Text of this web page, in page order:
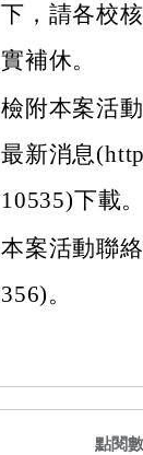
下，請各校
實補休。
檢附本案活
最新消息
10535)下載。
本案活動聯
356)。
點閱數